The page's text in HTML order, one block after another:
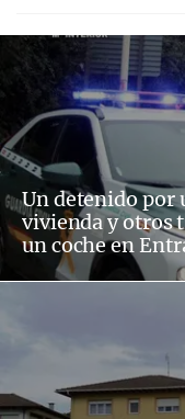
Un detenido por
vivienda y otros
un coche en